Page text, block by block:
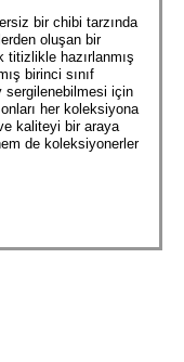
bir chibi tarzında
oluşan bir
titizlikle hazırlanmış
birinci sınıf
sergilenebilmesi için
her koleksiyona
kaliteyi bir araya
de koleksiyonerler